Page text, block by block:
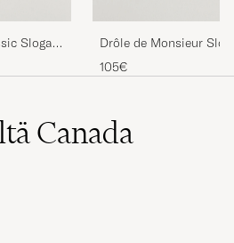
Slogan
Drôle de Monsieur
Optic White
105€
Canada